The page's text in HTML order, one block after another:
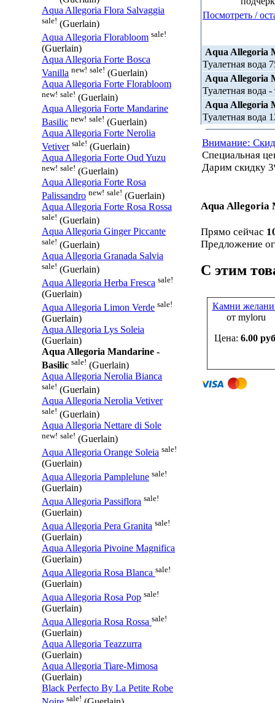
Aqua Allegoria Flora Salvaggia
sale! (Guerlain)
Aqua Allegoria Florabloom sale!
(Guerlain)
Aqua Allegoria Forte Bosca
Vanilla new! sale! (Guerlain)
Aqua Allegoria Forte Florabloom
new! sale! (Guerlain)
Aqua Allegoria Forte Mandarine
Basilic new! sale! (Guerlain)
Aqua Allegoria Forte Nerolia
Vetiver sale! (Guerlain)
Aqua Allegoria Forte Oud Yuzu
new! sale! (Guerlain)
Aqua Allegoria Forte Rosa
Palissandro new! sale! (Guerlain)
Aqua Allegoria Forte Rosa Rossa
sale! (Guerlain)
Aqua Allegoria Ginger Piccante
sale! (Guerlain)
Aqua Allegoria Granada Salvia
sale! (Guerlain)
Aqua Allegoria Herba Fresca sale!
(Guerlain)
Aqua Allegoria Limon Verde sale!
(Guerlain)
Aqua Allegoria Lys Soleia
(Guerlain)
Aqua Allegoria Mandarine -
Basilic sale! (Guerlain)
Aqua Allegoria Nerolia Bianca
sale! (Guerlain)
Aqua Allegoria Nerolia Vetiver
sale! (Guerlain)
Aqua Allegoria Nettare di Sole
new! sale! (Guerlain)
Aqua Allegoria Orange Soleia sale!
(Guerlain)
Aqua Allegoria Pamplelune sale!
(Guerlain)
Aqua Allegoria Passiflora sale!
(Guerlain)
Aqua Allegoria Pera Granita sale!
(Guerlain)
Aqua Allegoria Pivoine Magnifica
(Guerlain)
Aqua Allegoria Rosa Blanca sale!
(Guerlain)
Aqua Allegoria Rosa Pop sale!
(Guerlain)
Aqua Allegoria Rosa Rossa sale!
(Guerlain)
Aqua Allegoria Teazzurra
(Guerlain)
Aqua Allegoria Tiare-Mimosa
(Guerlain)
Black Perfecto By La Petite Robe
sale!
Посмотреть /
Aqua Allegoria
Туалетная вода
Aqua Allegoria
Туалетная вода
Aqua Allegoria
Туалетная вода
Внимание:
Специальная
Дарим скидку
Aqua Allegoria
Прямо сейчас
Предложение
С этим
Камни
от myloru
Цена: 6.00